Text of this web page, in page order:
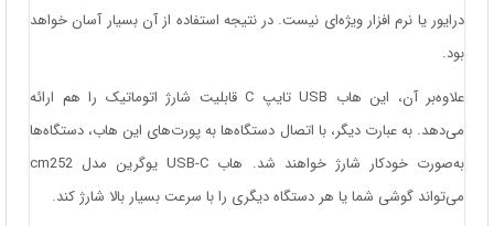
درایور یا نرم ‌افزار ویژه‌ای نیست. در نتیجه استفاده از آن بسیار آسان خواهد
بود.
علاوه‌بر آن، این هاب USB تایپ C قابلیت شارژ اتوماتیک را هم ارائه
می‌دهد. به عبارت دیگر، با اتصال دستگاه‌ها به پورت‌های این هاب، دستگاه‌ها
به‌صورت خودکار شارژ خواهند شد. هاب USB-C یوگرین مدل cm252
می‌تواند گوشی شما یا هر دستگاه دیگری را با سرعت بسیار بالا شارژ کند.